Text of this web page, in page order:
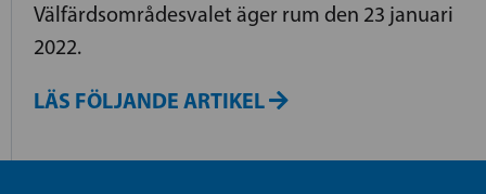
Välfärdsområdesvalet äger rum den 23 januari
2022.
LÄS FÖLJANDE ARTIKEL